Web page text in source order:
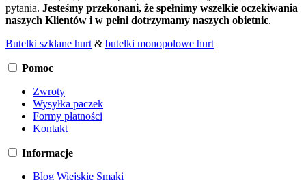
pytania. Jesteśmy przekonani, że spełnimy wszelkie oczekiwania
naszych Klientów i w pełni dotrzymamy naszych obietnic.
Butelki szklane hurt & butelki monopolowe hurt
Pomoc
Zwroty
Wysyłka paczek
Formy płatności
Kontakt
Informacje
Blog Wiejskie Smaki